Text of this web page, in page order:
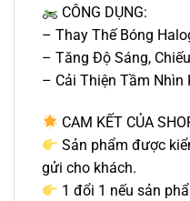
CÔNG DỤNG:
– Thay Thế Bóng
– Tăng Độ Sáng,
– Cải Thiện Tầm Nhìn
CAM KẾT CỦA
Sản phẩm được
gửi cho khách.
1 đổi 1 nếu sản